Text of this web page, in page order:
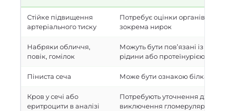
Стійке підвищення
артеріального тиску
Потребує оцінки органів-
зокрема нирок
Набряки обличчя,
повік, гомілок
Можуть бути пов’язані із
рідини або протеїнурією
Піниста сеча Може бути ознакою білка в
Кров у сечі або
еритроцити в аналізі
Потребують уточнення
виключення гломерулярного